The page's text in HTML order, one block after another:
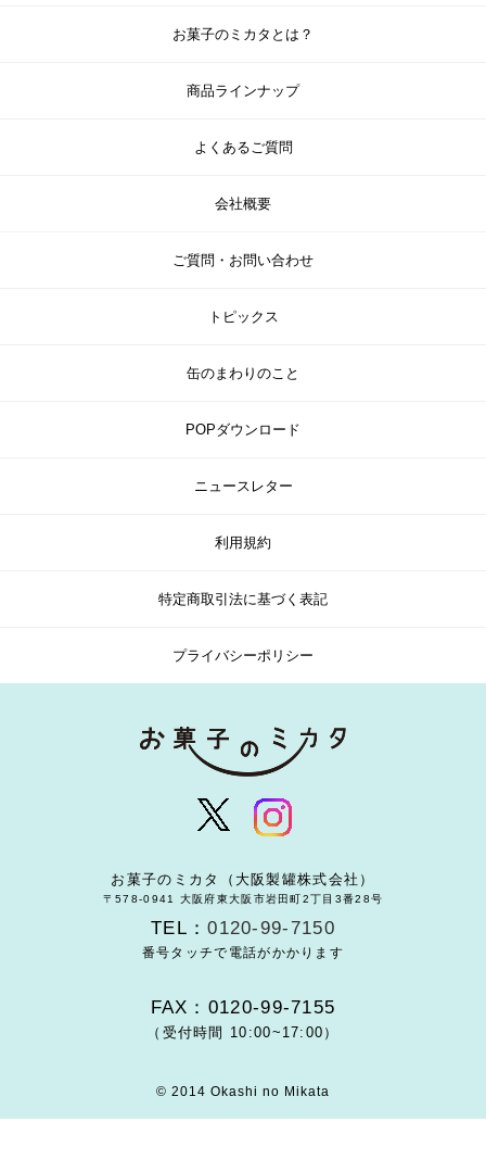
お菓子のミカタとは？
商品ラインナップ
よくあるご質問
会社概要
ご質問・お問い合わせ
トピックス
缶のまわりのこと
POPダウンロード
ニュースレター
利用規約
特定商取引法に基づく表記
プライバシーポリシー
お菓子のミカタ（大阪製罐株式会社）
〒578-0941 大阪府東大阪市岩田町2丁目3番28号
TEL：0120-99-7150
番号タッチで電話がかかります
FAX：0120-99-7155
（受付時間 10:00~17:00）
© 2014 Okashi no Mikata